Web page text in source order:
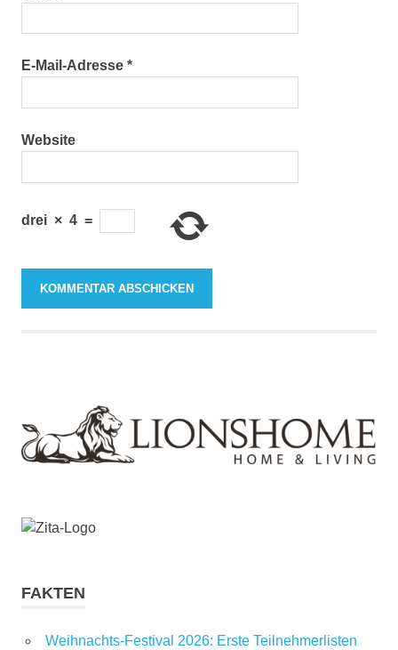
E-Mail-Adresse *
Website
drei × 4 =
FAKTEN
Weihnachts-Festival 2026: Erste Teilnehmerlisten